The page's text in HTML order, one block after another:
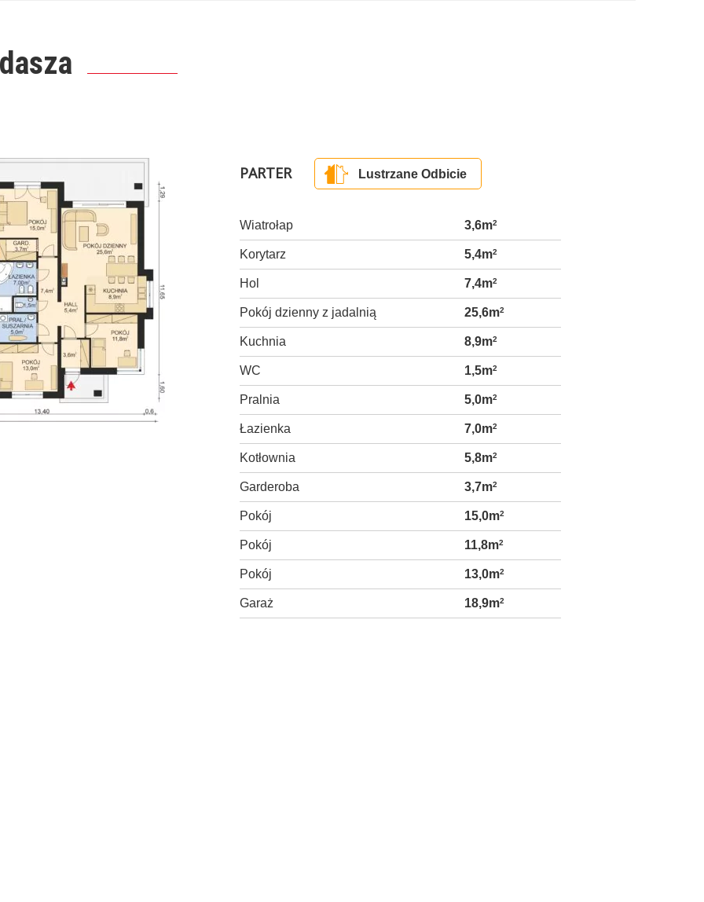
PARTER Lustrzane Odbicie
Wiatrołap 3,6m2
Korytarz 5,4m2
Hol 7,4m2
Pokój dzienny z jadalnią 25,6m2
Kuchnia 8,9m2
WC 1,5m2
Pralnia 5,0m2
Łazienka 7,0m2
Kotłownia 5,8m2
Garderoba 3,7m2
Pokój 15,0m2
Pokój 11,8m2
Pokój 13,0m2
Garaż 18,9m2